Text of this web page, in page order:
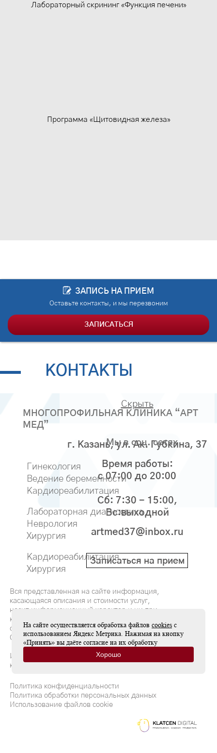
Лабораторный скрининг «Функция печени»
Программа «Щитовидная железа»
ЗАПИСЬ НА ПРИЕМ
Оставьте контакты, и мы перезвоним
ЗАПИСАТЬСЯ
КОНТАКТЫ
Скрыть
г. Казань, ул. Ак. Губкина, 37
Время работы:
с 07:00 до 20:00
Сб: 7:30 - 15:00,
Вс:выходной
artmed37@inbox.ru
Записаться на прием
МНОГОПРОФИЛЬНАЯ КЛИНИКА “АРТ
МЕД”
Мы в соц. сетях
Гинекология
Ведение беременности
Кардиореабилитация
Лабораторная диагностика
Неврология
Хирургия
Кардиореабилитация
Хирургия
Вся представленная на сайте информация,
касающаяся описания и стоимости услуг,
носит информационный характер и ни при
каких условиях не является публичной
офертой, определяемой положениями
Статьи 437(2) Гражданского кодекса РФ
Имеются противопоказания, необходима
консультация специалиста
Политика конфиденциальности
Политика обработки персональных данных
Использование файлов cookie
На сайте осуществляется обработка файлов cookies с
использованием Яндекс Метрика. Нажимая на кнопку
«Принять» вы даёте согласие на их обработку
Хорошо